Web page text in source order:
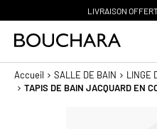
Accueil SALLE DE BAIN LINGE
TAPIS DE BAIN JACQUARD EN